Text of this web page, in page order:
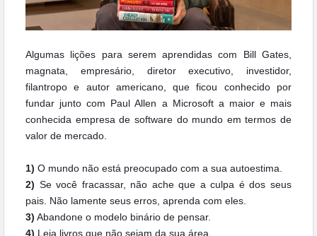
Algumas lições para serem aprendidas com Bill Gates,
magnata, empresário, diretor executivo, investidor,
filantropo e autor americano, que ficou conhecido por
fundar junto com Paul Allen a Microsoft a maior e mais
conhecida empresa de software do mundo em termos de
valor de mercado.
1) O mundo não está preocupado com a sua autoestima.
2) Se você fracassar, não ache que a culpa é dos seus
pais. Não lamente seus erros, aprenda com eles.
3) Abandone o modelo binário de pensar.
4) Leia livros que não sejam da sua área.